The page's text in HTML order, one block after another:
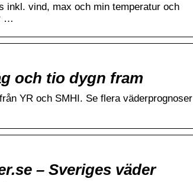
inkl. vind, max och min temperatur och
…
och tio dygn fram
YR och SMHI. Se flera väderprognoser
– Sveriges väder